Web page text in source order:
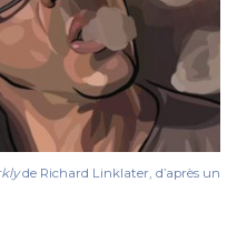
de Richard Linklater, d’après un